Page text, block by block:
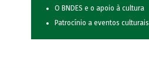
O BNDES e o apoio à cultura
Patrocínio a eventos culturais